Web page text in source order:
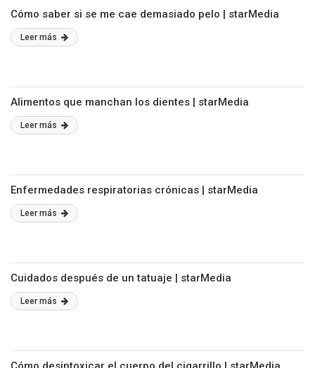
Cómo saber si se me cae demasiado pelo | starMedia
Leer más
Alimentos que manchan los dientes | starMedia
Leer más
Enfermedades respiratorias crónicas | starMedia
Leer más
Cuidados después de un tatuaje | starMedia
Leer más